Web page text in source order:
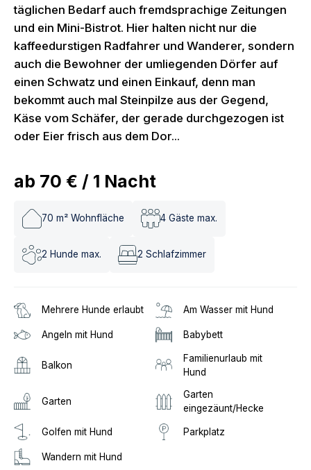
täglichen Bedarf auch fremdsprachige Zeitungen
und ein Mini-Bistrot. Hier halten nicht nur die
kaffeedurstigen Radfahrer und Wanderer, sondern
auch die Bewohner der umliegenden Dörfer auf
einen Schwatz und einen Einkauf, denn man
bekommt auch mal Steinpilze aus der Gegend,
Käse vom Schäfer, der gerade durchgezogen ist
oder Eier frisch aus dem Dor...
ab 70 € / 1 Nacht
70 m² Wohnfläche 4 Gäste max.
2 Hunde max. 2 Schlafzimmer
Mehrere Hunde erlaubt Am Wasser mit Hund
Angeln mit Hund Babybett
Balkon
Familienurlaub mit
Hund
Garten
Garten
eingezäunt/Hecke
Golfen mit Hund Parkplatz
Wandern mit Hund